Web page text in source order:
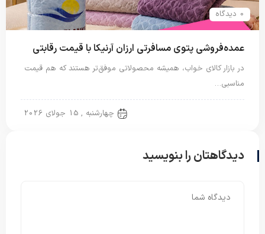
0 دیدگاه
عمده‌فروشی پتوی مسافرتی ارزان آرنیکا با قیمت رقابتی
در بازار کالای خواب، همیشه محصولاتی موفق‌تر هستند که هم قیمت
مناسبی…
چهارشنبه , 15 جولای 2026
دیدگاهتان را بنویسید